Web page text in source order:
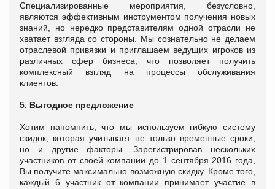
Специализированные мероприятия, безусловно,
являются эффективным инструментом получения новых
знаний, но нередко представителям одной отрасли не
хватает взгляда со стороны. Мы сознательно не делаем
отраслевой привязки и приглашаем ведущих игроков из
различных сфер бизнеса, что позволяет получить
комплексный взгляд на процессы обслуживания
клиентов.
5. Выгодное предложение
Хотим напомнить, что мы используем гибкую систему
скидок, которая учитывает не только временные сроки,
но и другие факторы. Зарегистрировав нескольких
участников от своей компании до 1 сентября 2016 года,
Вы получите максимально возможную скидку. Кроме того,
каждый 6 участник от компании принимает участие в